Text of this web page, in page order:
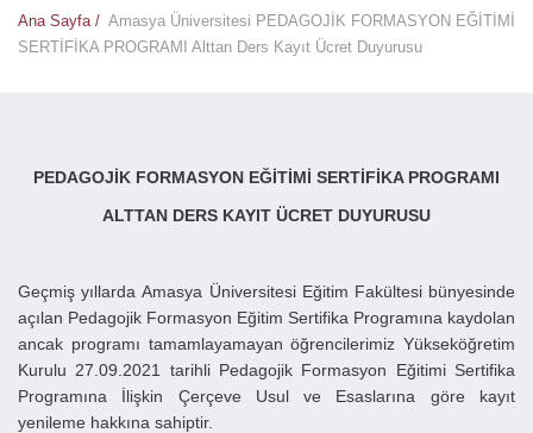
Ana Sayfa / Amasya Üniversitesi PEDAGOJİK FORMASYON EĞİTİMİ
SERTİFİKA PROGRAMI Alttan Ders Kayıt Ücret Duyurusu
PEDAGOJİK FORMASYON EĞİTİMİ SERTİFİKA PROGRAMI
ALTTAN DERS KAYIT ÜCRET DUYURUSU
Geçmiş yıllarda Amasya Üniversitesi Eğitim Fakültesi bünyesinde
açılan Pedagojik Formasyon Eğitim Sertifika Programına kaydolan
ancak programı tamamlayamayan öğrencilerimiz Yükseköğretim
Kurulu 27.09.2021 tarihli Pedagojik Formasyon Eğitimi Sertifika
Programına İlişkin Çerçeve Usul ve Esaslarına göre kayıt
yenileme hakkına sahiptir.